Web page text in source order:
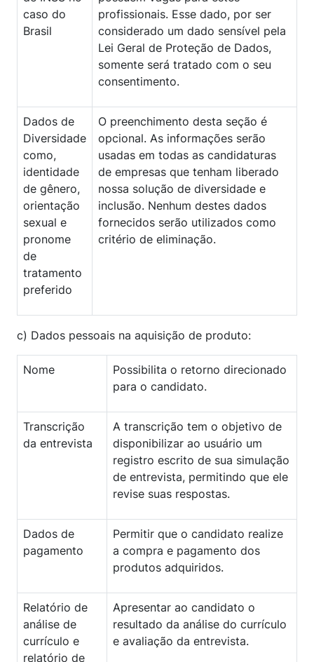
caso do
Brasil
profissionais. Esse dado, por ser
considerado um dado sensível pela
Lei Geral de Proteção de Dados,
somente será tratado com o seu
consentimento.
Dados de
Diversidade
como,
identidade
de gênero,
orientação
sexual e
pronome
de
tratamento
preferido
O preenchimento desta seção é
opcional. As informações serão
usadas em todas as candidaturas
de empresas que tenham liberado
nossa solução de diversidade e
inclusão. Nenhum destes dados
fornecidos serão utilizados como
critério de eliminação.
c) Dados pessoais na aquisição de produto:
Nome
Possibilita o retorno direcionado
para o candidato.
Transcrição
da entrevista
A transcrição tem o objetivo de
disponibilizar ao usuário um
registro escrito de sua simulação
de entrevista, permitindo que ele
revise suas respostas.
Dados de
pagamento
Permitir que o candidato realize
a compra e pagamento dos
produtos adquiridos.
Relatório de
análise de
currículo e
relatório de
Apresentar ao candidato o
resultado da análise do currículo
e avaliação da entrevista.